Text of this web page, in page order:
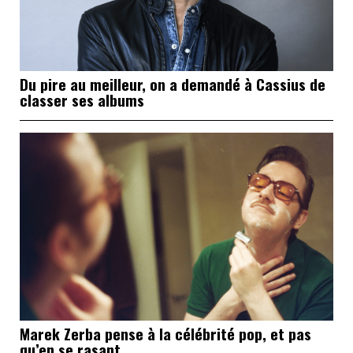
Du pire au meilleur, on a demandé à Cassius de
classer ses albums
Marek Zerba pense à la célébrité pop, et pas